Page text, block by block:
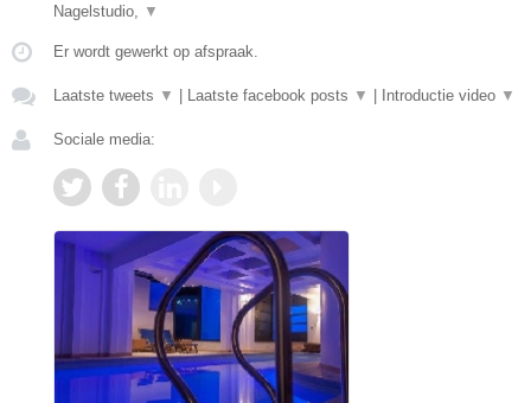
Nagelstudio, ▼
Er wordt gewerkt op afspraak.
Laatste tweets ▼ Laatste facebook posts ▼ Introductie video ▼
Sociale media: